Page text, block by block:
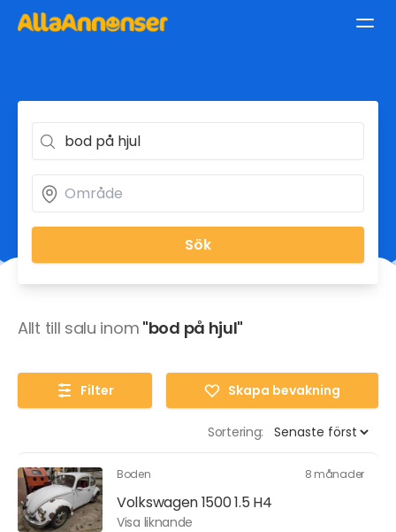
Sök
Allt till salu inom "bod på hjul"
Filter Skapa bevakning
Sortering:
Boden 8 månader
Volkswagen 1500 1.5 H4
Visa liknande